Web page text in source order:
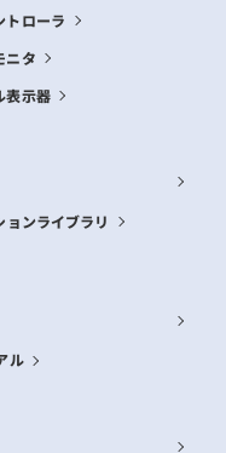
トローラ
ニタ
表示器
ョンライブラリ
ル